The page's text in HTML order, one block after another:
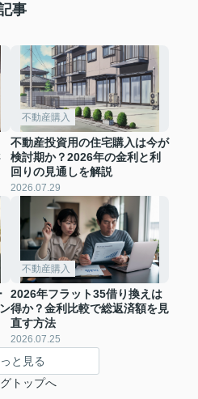
事
不動産購入
不動産投資用の住宅購入は今が
検討期か？2026年の金利と利
回りの見通しを解説
2026.07.29
不動産購入
2026年フラット35借り換えは
得か？金利比較で総返済額を見
直す方法
2026.07.25
と見る
トップへ